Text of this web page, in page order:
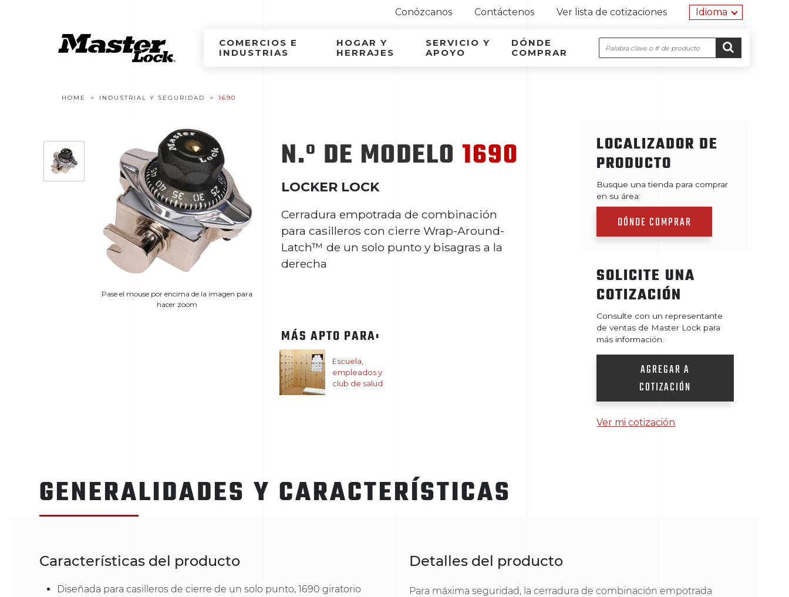
Ir al contenido
Conózcanos Contáctenos Ver lista de cotizaciones Idioma
Navegación por el sitio
Ir al contenido
COMERCIOS E
INDUSTRIAS
HOGAR Y
HERRAJES
SERVICIO Y
APOYO
DÓNDE
COMPRAR
Buscar
HOME INDUSTRIAL Y SEGURIDAD 1690
Pase el mouse por encima de la imagen para
hacer zoom
N.º DE MODELO 1690
LOCKER LOCK
Cerradura empotrada de combinación
para casilleros con cierre Wrap-Around-
Latch™ de un solo punto y bisagras a la
derecha
MÁS APTO PARA:
Escuela,
empleados y
club de salud
LOCALIZADOR DE
PRODUCTO
Busque una tienda para comprar
en su área:
DÓNDE COMPRAR
SOLICITE UNA
COTIZACIÓN
Consulte con un representante
de ventas de Master Lock para
más información.
AGREGAR A
COTIZACIÓN
Ver mi cotización
GENERALIDADES Y CARACTERÍSTICAS
Características del producto
Diseñada para casilleros de cierre de un solo punto, 1690 giratorio
Detalles del producto
Para máxima seguridad, la cerradura de combinación empotrada